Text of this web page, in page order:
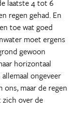
laatste 4 tot 6
regen gehad. En
toe wat goed
moet ergens
gewoon
horizontaal
ongeveer
maar de regen
over de